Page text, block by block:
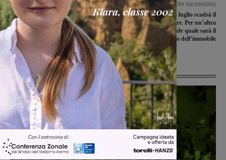
Articolo precedente
Giocato nel campionato di Terza
categoria il primo turno del 2017
Articolo successivo
Borgo Arnolfo: a luglio scadrà il
permesso a costruire. Per un’altra
San Giovanni – FI chiede quale sarà il
futuro dell’immobile
Ultime Notizie